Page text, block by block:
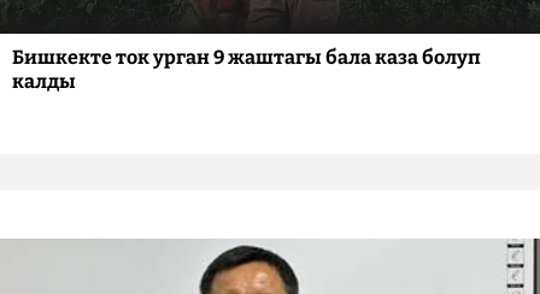
Бишкекте ток урган 9 жаштагы бала каза болуп
калды